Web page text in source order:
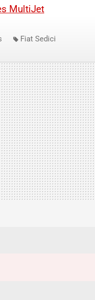
MultiJet
Fiat Sedici